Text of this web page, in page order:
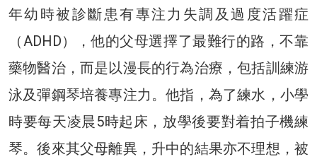
年幼時被診斷患有專注力失調及過度活躍症
（ADHD），他的父母選擇了最難行的路，不靠
藥物醫治，而是以漫長的行為治療，包括訓練游
泳及彈鋼琴培養專注力。他指，為了練水，小學
時要每天凌晨5時起床，放學後要對着拍子機練
琴。後來其父母離異，升中的結果亦不理想，被